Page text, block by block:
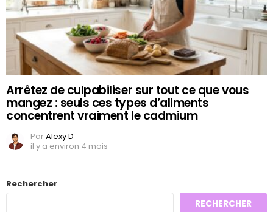
Arrêtez de culpabiliser sur tout ce que vous
mangez : seuls ces types d’aliments
concentrent vraiment le cadmium
ParAlexy D
il y a environ 4 mois
Rechercher
RECHERCHER